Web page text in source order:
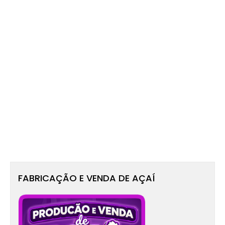
FABRICAÇÃO E VENDA DE AÇAÍ